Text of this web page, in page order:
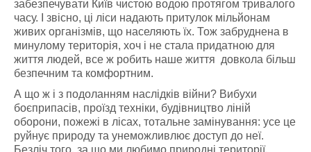
забезпечувати Київ чистою водою протягом тривалого
часу. І звісно, ці ліси надають притулок мільйонам
живих організмів, що населяють їх. Тож забруднена в
минулому територія, хоч і не стала придатною для
життя людей, все ж робить наше життя довкола більш
безпечним та комфортним.
А що ж і з подоланням наслідків війни? Вибухи
боєприпасів, проїзд техніки, будівництво ліній
оборони, пожежі в лісах, тотальне замінування: усе це
руйнує природу та унеможливлює доступ до неї.
Безліч того, за що ми любимо природні території,